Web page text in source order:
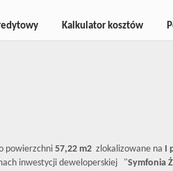
Kalkulator kosztów
powierzchni57,22 m2 zlokalizowane na I
inwestycji deweloperskiej "Symfonia